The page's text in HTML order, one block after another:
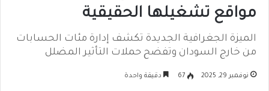
مواقع تشغيلها الحقيقية
الميزة الجغرافية الجديدة تكشف إدارة مئات الحسابات
من خارج السودان وتفضح حملات التأثير المضلل
نوفمبر 29, 2025 67 دقيقة واحدة